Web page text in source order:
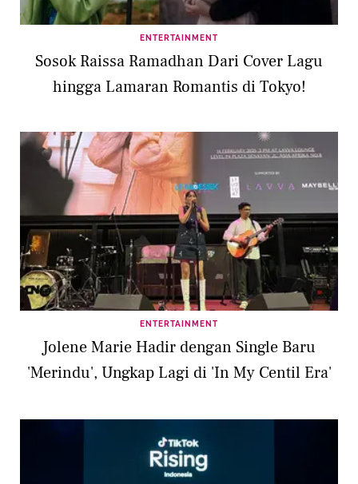
ENTERTAINMENT
Sosok Raissa Ramadhan Dari Cover Lagu
hingga Lamaran Romantis di Tokyo!
ENTERTAINMENT
Jolene Marie Hadir dengan Single Baru
'Merindu', Ungkap Lagi di 'In My Centil Era'